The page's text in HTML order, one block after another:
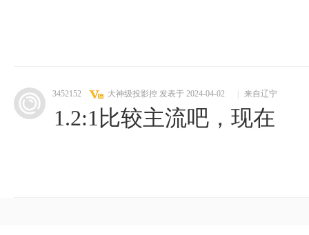
3452152 大神级投影控 发表于 2024-04-02 来自辽宁
1.2:1比较主流吧，现在